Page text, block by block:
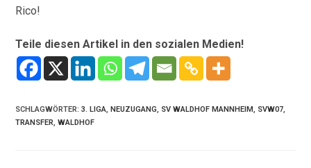
Rico!
Teile diesen Artikel in den sozialen Medien!
SCHLAGWÖRTER:3. LIGA, NEUZUGANG, SV WALDHOF MANNHEIM, SVW07,
TRANSFER, WALDHOF